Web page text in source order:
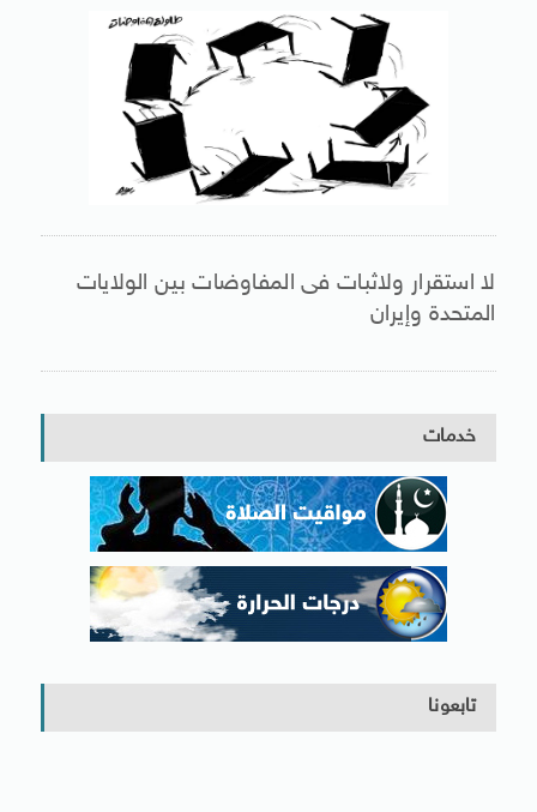
لا استقرار ولاثبات فى المفاوضات بين الولايات
المتحدة وإيران
خدمات
تابعونا